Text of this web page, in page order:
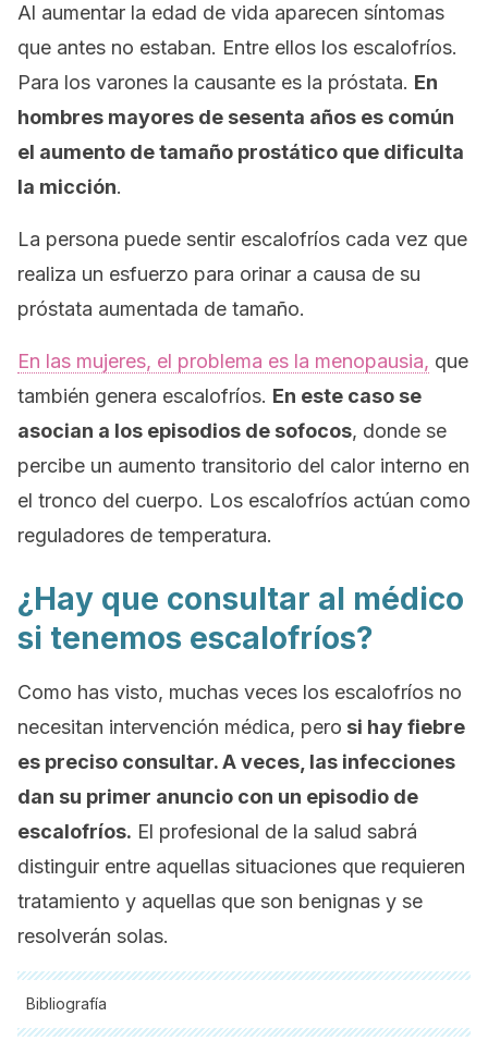
Al aumentar la edad de vida aparecen síntomas
que antes no estaban. Entre ellos los escalofríos.
Para los varones la causante es la próstata. En
hombres mayores de sesenta años es común
el aumento de tamaño prostático que dificulta
la micción.
La persona puede sentir escalofríos cada vez que
realiza un esfuerzo para orinar a causa de su
próstata aumentada de tamaño.
En las mujeres, el problema es la menopausia, que
también genera escalofríos. En este caso se
asocian a los episodios de sofocos, donde se
percibe un aumento transitorio del calor interno en
el tronco del cuerpo. Los escalofríos actúan como
reguladores de temperatura.
¿Hay que consultar al médico
si tenemos escalofríos?
Como has visto, muchas veces los escalofríos no
necesitan intervención médica, pero si hay fiebre
es preciso consultar. A veces, las infecciones
dan su primer anuncio con un episodio de
escalofríos. El profesional de la salud sabrá
distinguir entre aquellas situaciones que requieren
tratamiento y aquellas que son benignas y se
resolverán solas.
Bibliografía
Todas las fuentes citadas fueron revisadas a profundidad por